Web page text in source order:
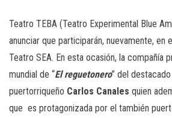
Teatro TEBA (Teatro Experimental Blue
anunciar que participarán, nuevamente, en
Teatro SEA. En esta ocasión, la compañía
mundial de “El reguetonero” del
puertorriqueño Carlos Canales quien
que es protagonizada por el también